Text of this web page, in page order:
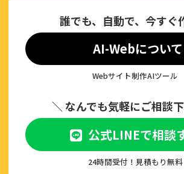
誰でも、自動で、今すぐ
AI-Webについて
Webサイト制作AIツール
＼ なんでも気軽にご相談
公式LINEで相談
24時間受付！見積もり無料